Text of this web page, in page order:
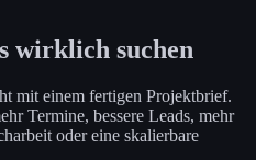
wirklich suchen
mit einem fertigen Projektbrief.
Termine, bessere Leads, mehr
oder eine skalierbare